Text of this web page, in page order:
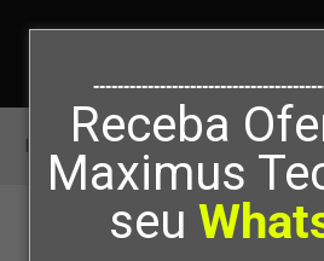
Receba
Maximus
seu
Início>A frescura do linho no